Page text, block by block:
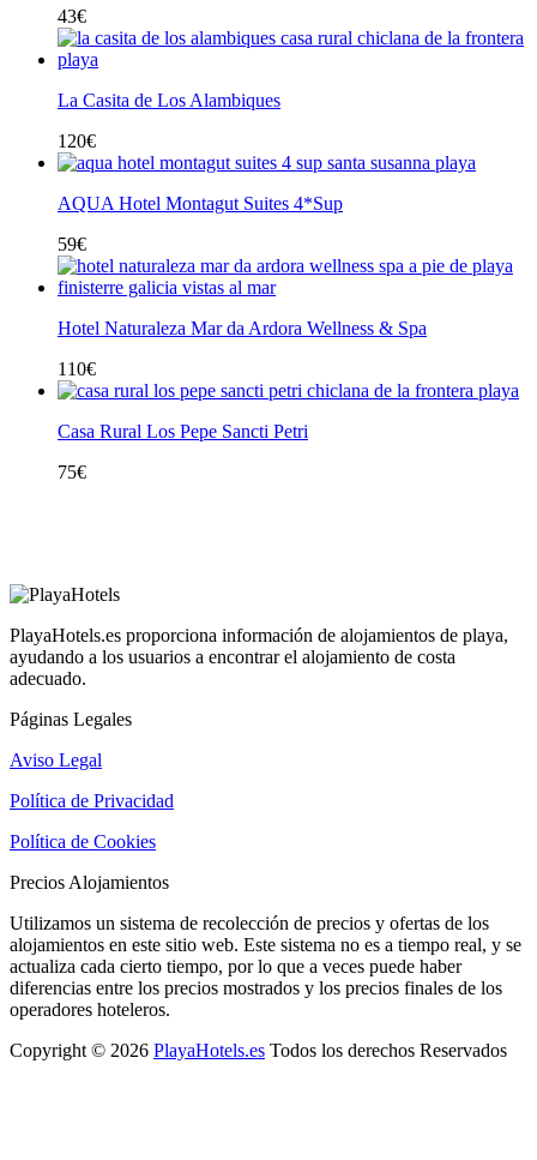
43€
La Casita de Los Alambiques
120€
AQUA Hotel Montagut Suites 4*Sup
59€
Hotel Naturaleza Mar da Ardora Wellness & Spa
110€
Casa Rural Los Pepe Sancti Petri
75€
PlayaHotels.es proporciona información de alojamientos de playa,
ayudando a los usuarios a encontrar el alojamiento de costa
adecuado.
Páginas Legales
Aviso Legal
Política de Privacidad
Política de Cookies
Precios Alojamientos
Utilizamos un sistema de recolección de precios y ofertas de los
alojamientos en este sitio web. Este sistema no es a tiempo real, y se
actualiza cada cierto tiempo, por lo que a veces puede haber
diferencias entre los precios mostrados y los precios finales de los
operadores hoteleros.
Copyright © 2026 PlayaHotels.es Todos los derechos Reservados